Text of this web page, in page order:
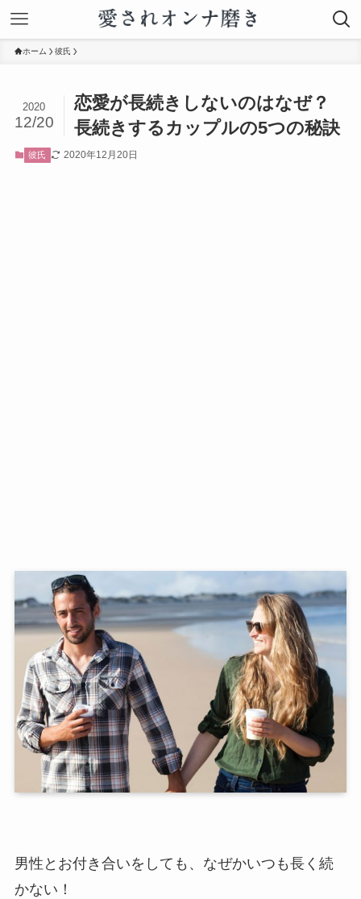
ホーム 彼氏
恋愛が長続きしないのはなぜ？
長続きするカップルの5つの秘訣
2020
12/20
彼氏 2020年12月20日
男性とお付き合いをしても、なぜかいつも長く続
かない！